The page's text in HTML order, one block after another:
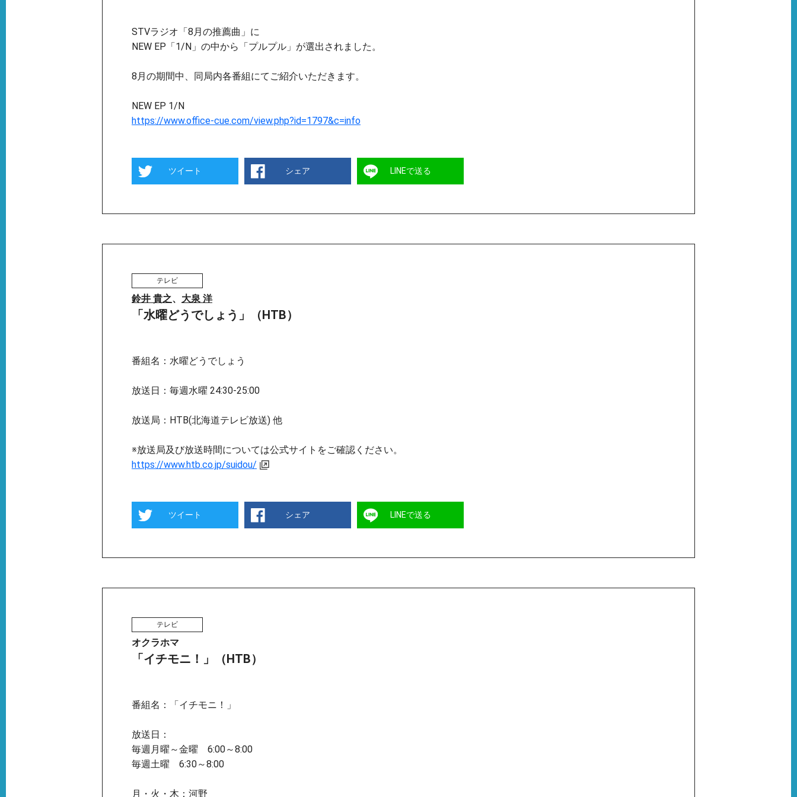
STVラジオ「8月の推薦曲」に
NEW EP「1/N」の中から「プルプル」が選出されました。
8月の期間中、同局内各番組にてご紹介いただきます。
NEW EP 1/N
https://www.office-cue.com/view.php?id=1797&c=info
ツイート シェア LINEで送る
テレビ
鈴井 貴之、 大泉 洋
「水曜どうでしょう」（HTB）
番組名：水曜どうでしょう
放送日：毎週水曜 24:30-25:00
放送局：HTB(北海道テレビ放送) 他
※放送局及び放送時間については公式サイトをご確認ください。
https://www.htb.co.jp/suidou/
ツイート シェア LINEで送る
テレビ
オクラホマ
「イチモニ！」（HTB）
番組名：「イチモニ！」
放送日：
毎週月曜～金曜 6:00～8:00
毎週土曜 6:30～8:00
月・火・木：河野